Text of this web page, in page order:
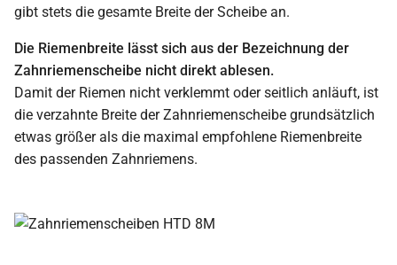
gibt stets die gesamte Breite der Scheibe an.
Die Riemenbreite lässt sich aus der Bezeichnung der
Zahnriemenscheibe nicht direkt ablesen.
Damit der Riemen nicht verklemmt oder seitlich anläuft, ist
die verzahnte Breite der Zahnriemenscheibe grundsätzlich
etwas größer als die maximal empfohlene Riemenbreite
des passenden Zahnriemens.